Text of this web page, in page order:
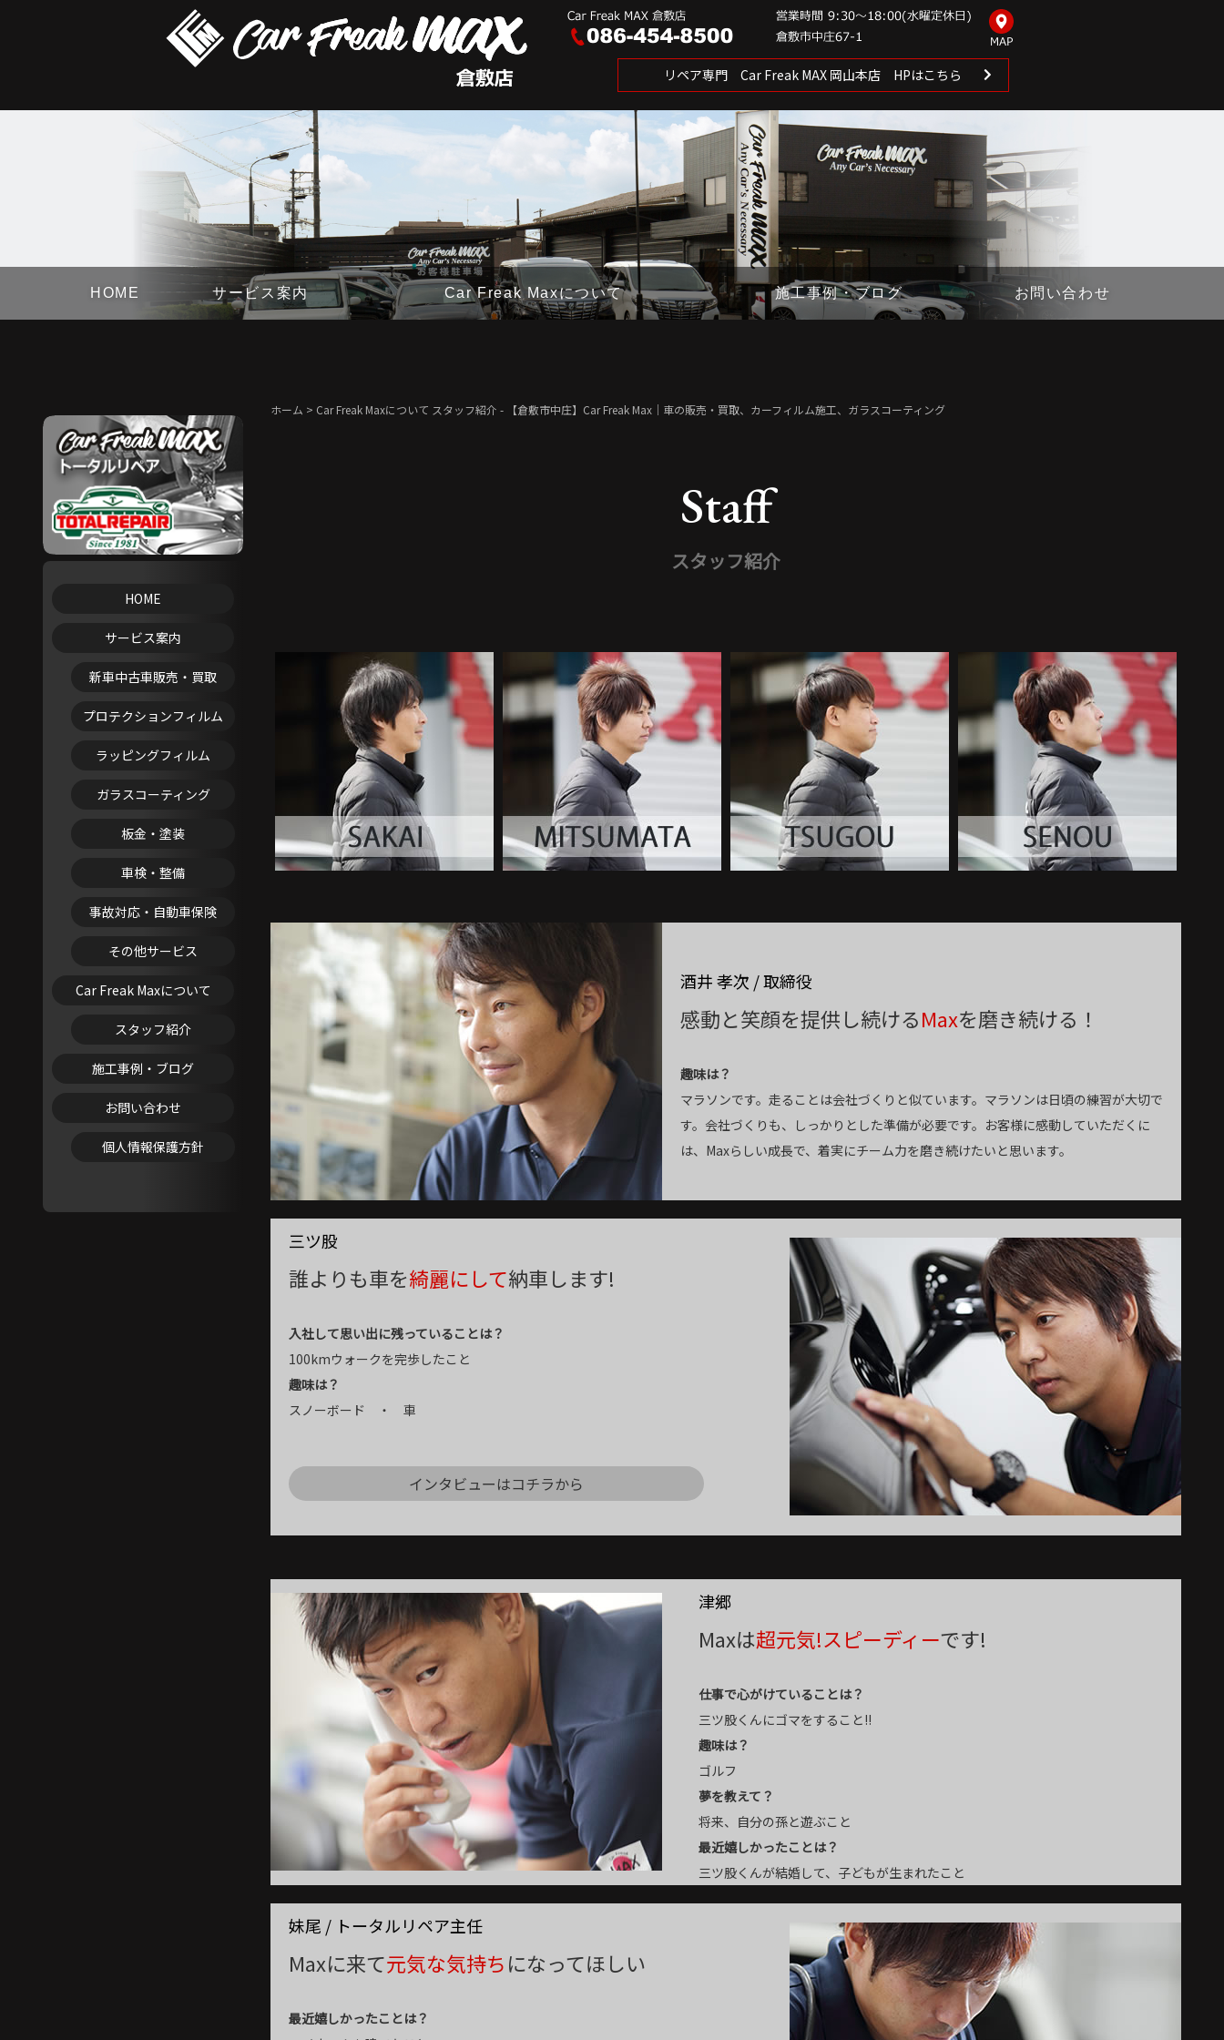
リペア専門 Car Freak MAX 岡山本店 HPはこちら
HOME サービス案内 Car Freak Maxについて 施工事例・ブログ お問い合わせ
ホーム > Car Freak Maxについて スタッフ紹介 - 【倉敷市中庄】Car Freak Max｜車の販売・買取、カーフィルム施工、ガラスコーティング
Staff
スタッフ紹介
酒井 孝次 / 取締役
感動と笑顔を提供し続けるMaxを磨き続ける！
趣味は？
マラソンです。走ることは会社づくりと似ています。マラソンは日頃の練習が大切で
す。会社づくりも、しっかりとした準備が必要です。お客様に感動していただくに
は、Maxらしい成長で、着実にチーム力を磨き続けたいと思います。
三ツ股
誰よりも車を綺麗にして納車します!
入社して思い出に残っていることは？
100kmウォークを完歩したこと
趣味は？
スノーボード ・ 車
インタビューはコチラから
津郷
Maxは超元気!スピーディーです!
仕事で心がけていることは？
三ツ股くんにゴマをすること!!
趣味は？
ゴルフ
夢を教えて？
将来、自分の孫と遊ぶこと
最近嬉しかったことは？
三ツ股くんが結婚して、子どもが生まれたこと
妹尾 / トータルリペア主任
Maxに来て元気な気持ちになってほしい
最近嬉しかったことは？
HOME
サービス案内
新車中古車販売・買取
プロテクションフィルム
ラッピングフィルム
ガラスコーティング
板金・塗装
車検・整備
事故対応・自動車保険
その他サービス
Car Freak Maxについて
スタッフ紹介
施工事例・ブログ
お問い合わせ
個人情報保護方針